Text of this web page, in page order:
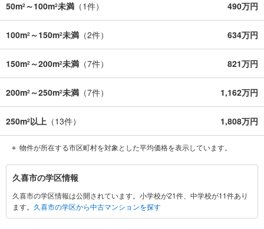
50m2 ～100m2未満 （1件） 490万円
100m2 ～150m2未満 （2件） 634万円
150m2 ～200m2未満 （7件） 821万円
200m2 ～250m2未満 （7件） 1,162万円
250m2以上 （13件） 1,808万円
物件が所在する市区町村を対象とした平均価格を表示しています。
久
喜
市
に
久喜市の学区情報
久喜市の学区情報は公開されています。小学校が21件、中学校が11件あり
ます。 久喜市の学区から中古マンションを探す